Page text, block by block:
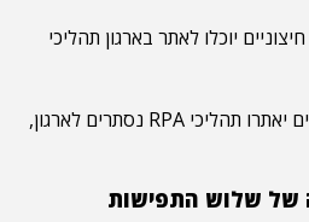
יוכלו לאתר בארגון תהליכי
כלי Discovery אוטומטיים יאתרו תהליכי RPA נסתרים לארגון,
של שלוש התפישות